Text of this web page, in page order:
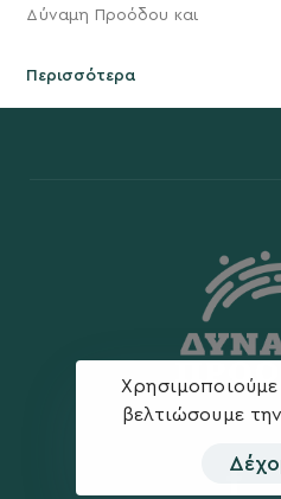
Δύναμη Προόδου και
Περισσότερα
βελτιώσουμε